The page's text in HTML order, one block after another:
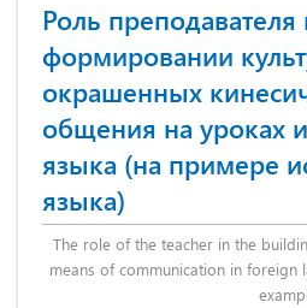
Роль преподавателя
формировании
окрашенных
общения на уроках
языка (на примере
языка)
The role of the teacher in the
means of communication in foreign